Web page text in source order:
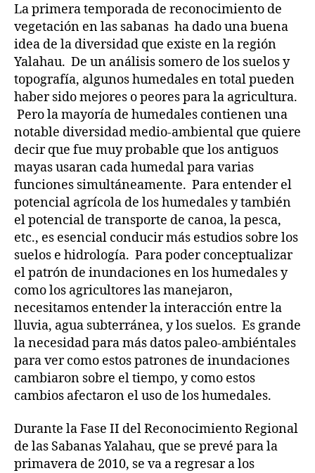
La primera temporada de reconocimiento de
vegetación en las sabanas ha dado una buena
idea de la diversidad que existe en la región
Yalahau. De un análisis somero de los suelos y
topografía, algunos humedales en total pueden
haber sido mejores o peores para la agricultura.
Pero la mayoría de humedales contienen una
notable diversidad medio-ambiental que quiere
decir que fue muy probable que los antiguos
mayas usaran cada humedal para varias
funciones simultáneamente. Para entender el
potencial agrícola de los humedales y también
el potencial de transporte de canoa, la pesca,
etc., es esencial conducir más estudios sobre los
suelos e hidrología. Para poder conceptualizar
el patrón de inundaciones en los humedales y
como los agricultores las manejaron,
necesitamos entender la interacción entre la
lluvia, agua subterránea, y los suelos. Es grande
la necesidad para más datos paleo-ambiéntales
para ver como estos patrones de inundaciones
cambiaron sobre el tiempo, y como estos
cambios afectaron el uso de los humedales.
Durante la Fase II del Reconocimiento Regional
de las Sabanas Yalahau, que se prevé para la
primavera de 2010, se va a regresar a los